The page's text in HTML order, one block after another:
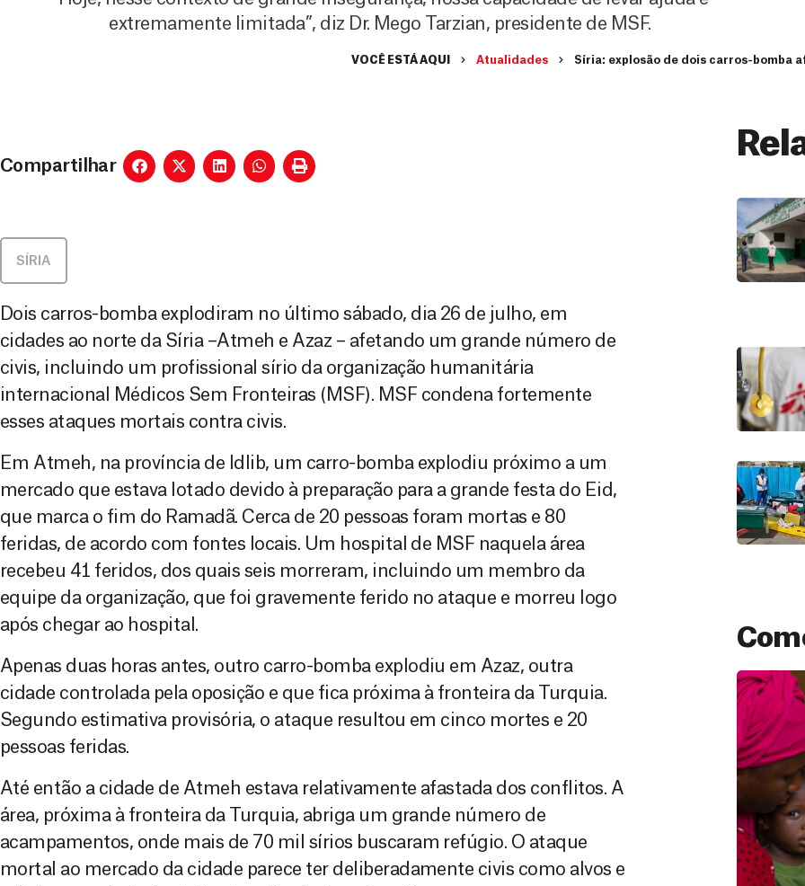
extremamente limitada”, diz Dr. Mego Tarzian, presidente de MSF.
VOCÊ ESTÁ AQUI Atualidades Síria: explosão de dois carros-bomba
Compartilhar
SÍRIA
Dois carros-bomba explodiram no último sábado, dia 26 de julho, em
cidades ao norte da Síria –Atmeh e Azaz – afetando um grande número de
civis, incluindo um profissional sírio da organização humanitária
internacional Médicos Sem Fronteiras (MSF). MSF condena fortemente
esses ataques mortais contra civis.
Em Atmeh, na província de Idlib, um carro-bomba explodiu próximo a um
mercado que estava lotado devido à preparação para a grande festa do Eid,
que marca o fim do Ramadã. Cerca de 20 pessoas foram mortas e 80
feridas, de acordo com fontes locais. Um hospital de MSF naquela área
recebeu 41 feridos, dos quais seis morreram, incluindo um membro da
equipe da organização, que foi gravemente ferido no ataque e morreu logo
após chegar ao hospital.
Apenas duas horas antes, outro carro-bomba explodiu em Azaz, outra
cidade controlada pela oposição e que fica próxima à fronteira da Turquia.
Segundo estimativa provisória, o ataque resultou em cinco mortes e 20
pessoas feridas.
Até então a cidade de Atmeh estava relativamente afastada dos conflitos. A
área, próxima à fronteira da Turquia, abriga um grande número de
acampamentos, onde mais de 70 mil sírios buscaram refúgio. O ataque
mortal ao mercado da cidade parece ter deliberadamente civis como alvos e
Doação
São as
que nos